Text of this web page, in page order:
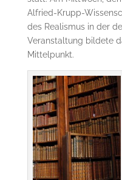
Alfried-Krupp-
des Realismus in der
Veranstaltung bildete
Mittelpunkt.